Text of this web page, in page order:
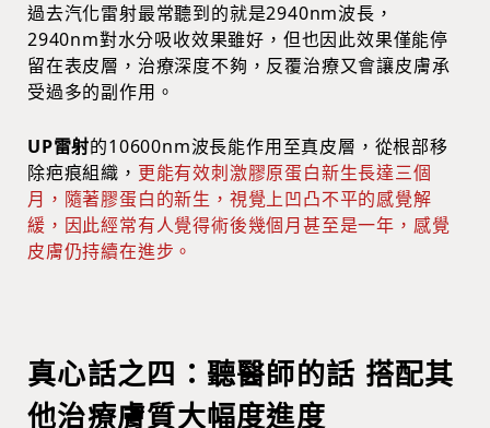
過去汽化雷射最常聽到的就是2940nm波長，
2940nm對水分吸收效果雖好，但也因此效果僅能停
留在表皮層，治療深度不夠，反覆治療又會讓皮膚承
受過多的副作用。
UP雷射的10600nm波長能作用至真皮層，從根部移
除疤痕組織， 更能有效刺激膠原蛋白新生長達三個
月，隨著膠蛋白的新生，視覺上凹凸不平的感覺解
緩，因此經常有人覺得術後幾個月甚至是一年，感覺
皮膚仍持續在進步。
真心話之四：聽醫師的話 搭配其
他治療膚質大幅度進度